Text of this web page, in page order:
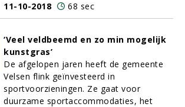
11-10-2018
68 sec
‘Veel veldbeemd en zo min mogelijk
kunstgras’
De afgelopen jaren heeft de gemeente
Velsen flink geïnvesteerd in
sportvoorzieningen. Ze gaat voor
duurzame sportaccommodaties, het